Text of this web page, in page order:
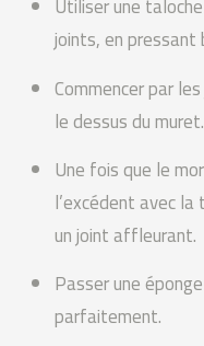
joints, en pressant
Commencer par
le dessus du muret.
Une fois que le
l’excédent avec
un joint affleurant.
Passer une
parfaitement.